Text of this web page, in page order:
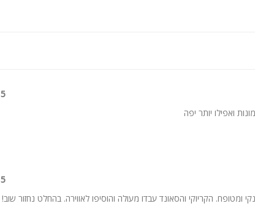
5
ואפילו יותר יפה
5
ומטופח. הקריוקי והסאונד עבדו מעולה והוסיפו לאווירה. בהחלט נחזור שוב!